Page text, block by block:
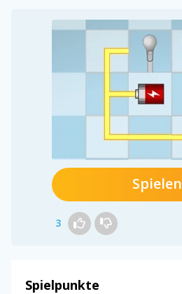
Spielen
3
Spielpunkte